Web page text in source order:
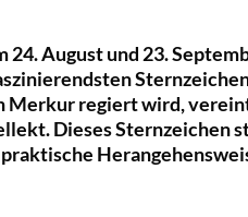
24. August und 23.
Merkur regiert wird,
Dieses Sternzeichen